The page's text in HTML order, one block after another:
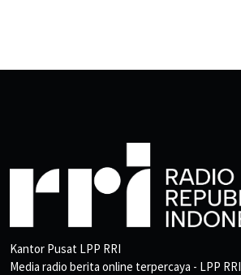
Kantor Pusat LPP RRI
Media radio berita online terpercaya - LPP RRI